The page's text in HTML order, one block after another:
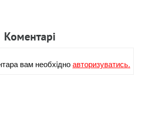
Коментарi
вам необхiдноавторизуватись.